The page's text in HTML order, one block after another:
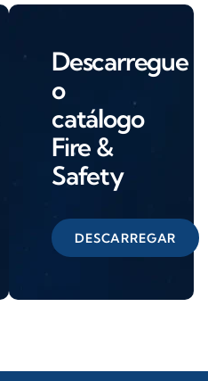
Descarregue
o
catálogo
Fire &
Safety
DESCARREGAR